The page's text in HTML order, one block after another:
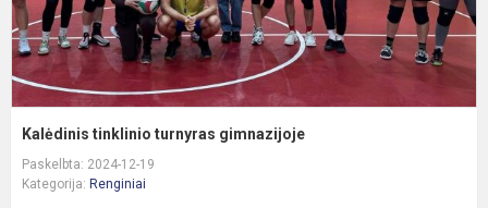
Kalėdinis tinklinio turnyras gimnazijoje
Paskelbta: 2024-12-19
Kategorija: Renginiai